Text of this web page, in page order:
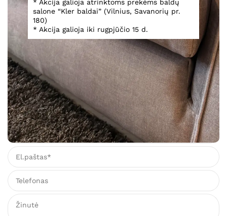
* Akcija galioja atrinktoms prekėms baldų
salone “Kler baldai” (Vilnius, Savanorių pr.
180)
* Akcija galioja iki rugpjūčio 15 d.
Sofa Mono
1 540,00€
Įsiminti
Teirautis dėl prekės